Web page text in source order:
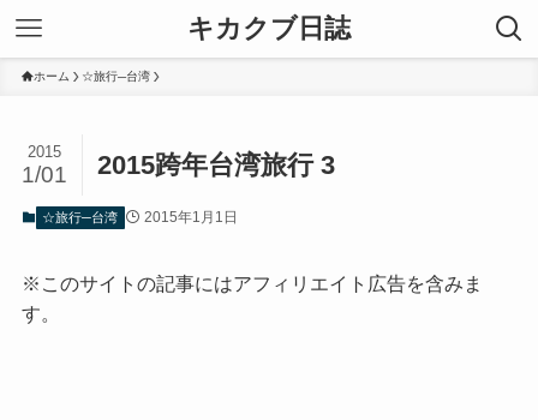
キカクブ日誌
ホーム ☆旅行─台湾
2015跨年台湾旅行 3
2015
1/01
☆旅行─台湾 2015年1月1日
※このサイトの記事にはアフィリエイト広告を含みま
す。